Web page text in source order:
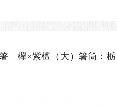
欅×紫檀（大）箸筒：栃